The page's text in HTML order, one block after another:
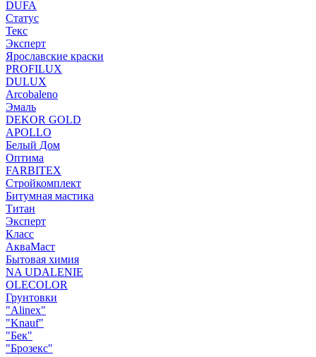
DUFA
Статус
Текс
Эксперт
Ярославские краски
PROFILUX
DULUX
Arcobaleno
Эмаль
DEKOR GOLD
APOLLO
Белый Дом
Оптима
FARBITEX
Стройкомплект
Битумная мастика
Титан
Эксперт
Класс
АкваМаст
Бытовая химия
NA UDALENIE
OLECOLOR
Грунтовки
"Alinex"
"Knauf"
"Бек"
"Брозекс"